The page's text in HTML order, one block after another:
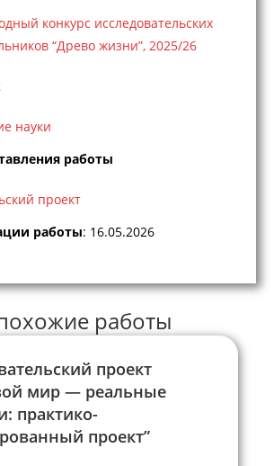
конкурс исследовательских
“Древо жизни”, 2025/26
науки
работы
проект
работы: 16.05.2026
работы
проект
мир — реальные
практико-
проект”